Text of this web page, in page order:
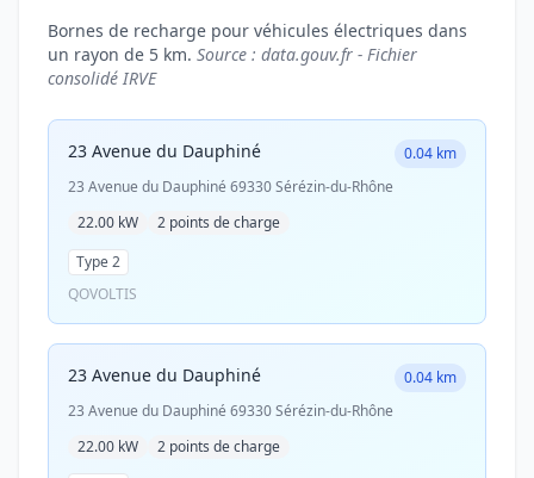
Bornes de recharge pour véhicules électriques dans
un rayon de 5 km. Source : data.gouv.fr - Fichier
consolidé IRVE
23 Avenue du Dauphiné
0.04 km
23 Avenue du Dauphiné 69330 Sérézin-du-Rhône
22.00 kW
2 points de charge
Type 2
QOVOLTIS
23 Avenue du Dauphiné
0.04 km
23 Avenue du Dauphiné 69330 Sérézin-du-Rhône
22.00 kW
2 points de charge